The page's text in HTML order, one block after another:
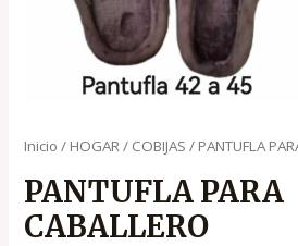
Inicio / HOGAR/ COBIJAS / PANTUFLA
PANTUFLA PARA
CABALLERO